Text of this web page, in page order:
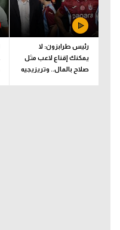
رئيس طرابزون: لا
يمكنك إقناع لاعب مثل
صلاح بالمال.. وتريزيجيه